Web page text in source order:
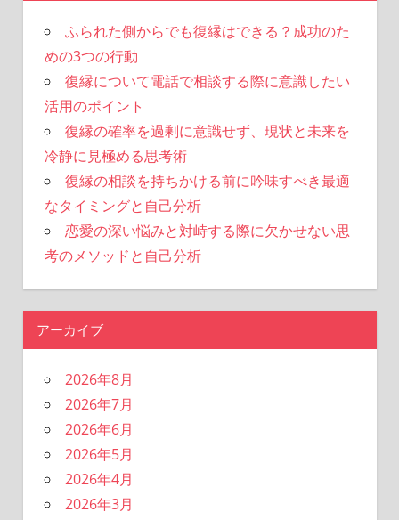
ふられた側からでも復縁はできる？成功のた
めの3つの行動
復縁について電話で相談する際に意識したい
活用のポイント
復縁の確率を過剰に意識せず、現状と未来を
冷静に見極める思考術
復縁の相談を持ちかける前に吟味すべき最適
なタイミングと自己分析
恋愛の深い悩みと対峙する際に欠かせない思
考のメソッドと自己分析
アーカイブ
2026年8月
2026年7月
2026年6月
2026年5月
2026年4月
2026年3月